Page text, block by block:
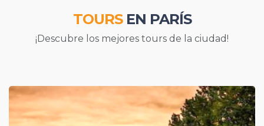
TOURSEN PARÍS
¡Descubre los mejores tours de la ciudad!